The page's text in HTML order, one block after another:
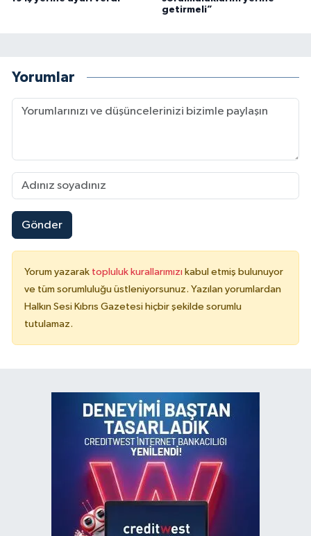
getirmeli”
Yorumlar
Gönder
Yorum yazarak topluluk kurallarımızı kabul etmiş bulunuyor
ve tüm sorumluluğu üstleniyorsunuz. Yazılan yorumlardan
Halkın Sesi Kıbrıs Gazetesi hiçbir şekilde sorumlu
tutulamaz.